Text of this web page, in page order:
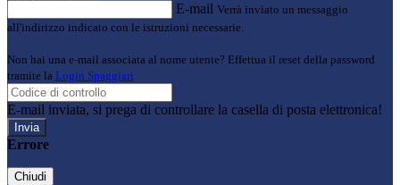
E-mail Verrà inviato un messaggio
all'indirizzo indicato con le istruzioni necessarie.
Non hai una e-mail associata al nome utente? Effettua il reset della password
tramite la Login Spaggiari
E-mail inviata, si prega di controllare la casella di posta elettronica!
Errore
Chiudi